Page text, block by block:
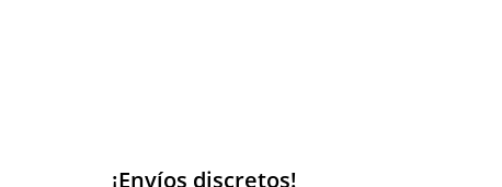
¡Envíos discretos!